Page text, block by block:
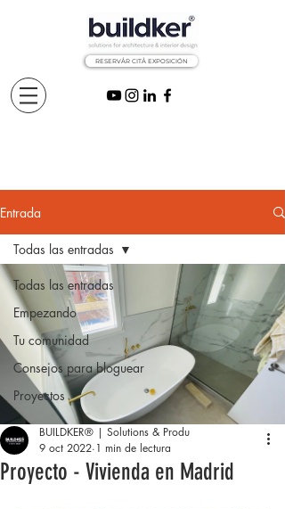
RESERVÅR CITÅ EXPOSICIÓN
Entrada
Todas las entradas
Empezando
Tu comunidad
Consejos para bloguear
Proyectos
Todas las entradas
Proyecto - Vivienda en Madrid
BUILDKER® | Solutions & Produ
9 oct 2022 1 min de lectura